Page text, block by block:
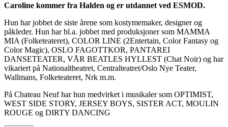
Caroline kommer fra Halden og er utdannet ved ESMOD.
Hun har jobbet de siste årene som kostymemaker, designer og
påkleder. Hun har bl.a. jobbet med produksjoner som MAMMA
MIA (Folketeateret), COLOR LINE (2Entertain, Color Fantasy og
Color Magic), OSLO FAGOTTKOR, PANTAREI
DANSETEATER, VÅR BEATLES HYLLEST (Chat Noir) og har
vikariert på Nationaltheatret, Centralteatret/Oslo Nye Teater,
Wallmans, Folketeateret, Nrk m.m.
På Chateau Neuf har hun medvirket i musikaler som OPTIMIST,
WEST SIDE STORY, JERSEY BOYS, SISTER ACT, MOULIN
ROUGE og DIRTY DANCING